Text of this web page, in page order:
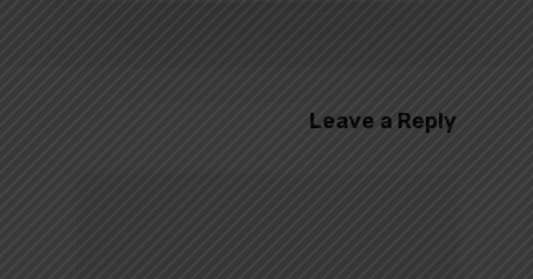
Leave a Reply